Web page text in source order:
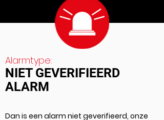
Alarmtype:
NIET GEVERIFIEERD
ALARM
Dan is een alarm niet geverifieerd, onze